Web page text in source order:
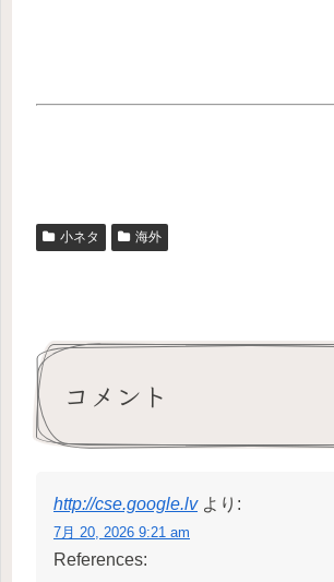
小ネタ 海外
コメント
http://cse.google.lv より:
7月 20, 2026 9:21 am
References: